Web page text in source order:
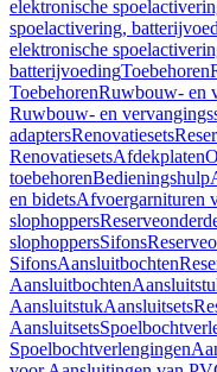
elektronische
spoelactivering,
elektronische
batterijvoedingToebehoren
ToebehorenRuwbouw- en
Ruwbouw- en
adaptersRenovatiesets
RenovatiesetsAfdekplaten
toebehorenBedieningshulp
en bidetsAfvoergarnituren
slophoppers
slophoppersSifons
SifonsAansluitbochten
Aansluitbochten
AansluitstukAansluitsets
Aansluitsets
Spoelbochtverlengingen